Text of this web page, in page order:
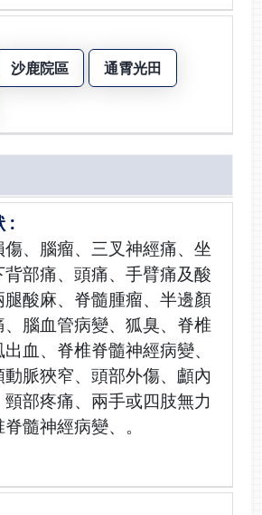
沙鹿院區
通霄光田
、腦瘤、三叉神經痛、坐
部痛、頭痛、手臂痛及酸
酸麻、脊髓腫瘤、半邊顏
腦血管病變、狐臭、脊椎
血、脊椎脊髓神經病變、
脈狹窄、頭部外傷、顱內
部疼痛、兩手或四肢無力
髓神經病變、。